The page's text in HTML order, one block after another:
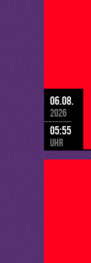
06.08.
2026
05:55
Uhr